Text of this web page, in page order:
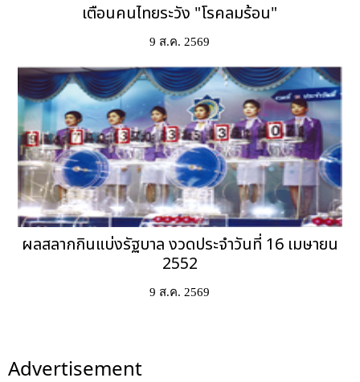
เตือนคนไทยระวัง "โรคลมร้อน"
9 ส.ค. 2569
ผลสลากกินแบ่งรัฐบาล งวดประจำวันที่ 16 เมษายน
2552
9 ส.ค. 2569
Advertisement